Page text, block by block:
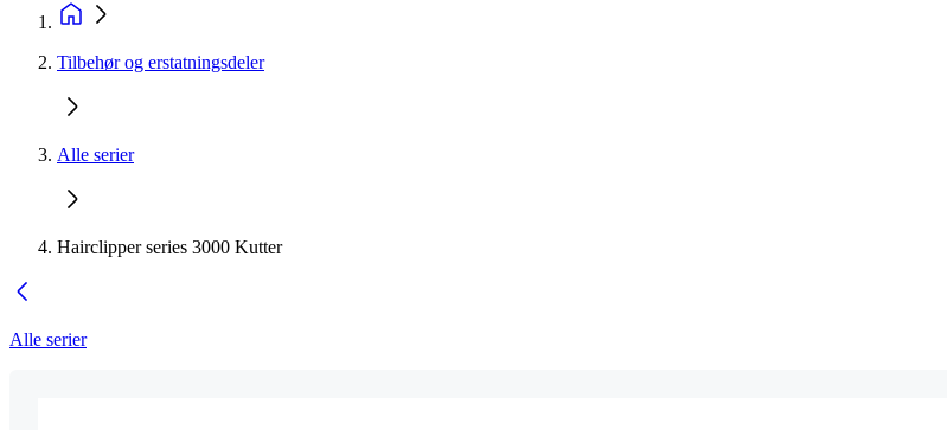
Tilbehør og erstatningsdeler
Alle serier
Hairclipper series 3000 Kutter
Alle serier